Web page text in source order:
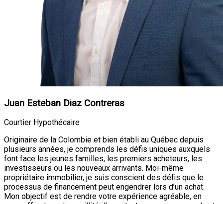
Juan Esteban Diaz Contreras
Courtier Hypothécaire
Originaire de la Colombie et bien établi au Québec depuis
plusieurs années, je comprends les défis uniques auxquels
font face les jeunes familles, les premiers acheteurs, les
investisseurs ou les nouveaux arrivants. Moi-même
propriétaire immobilier, je suis conscient des défis que le
processus de financement peut engendrer lors d’un achat.
Mon objectif est de rendre votre expérience agréable, en